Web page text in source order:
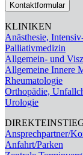
Kontaktformular
KLINIKEN
Anästhesie,
Palliativmedizin
Allgemein- und
Allgemeine Innere
Rheumatologie
Orthopädie,
Urologie
Ansprechpartner/
Anfahrt/Parken